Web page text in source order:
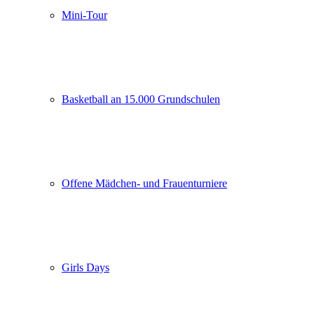
Mini-Tour
Basketball an 15.000 Grundschulen
Offene Mädchen- und Frauenturniere
Girls Days